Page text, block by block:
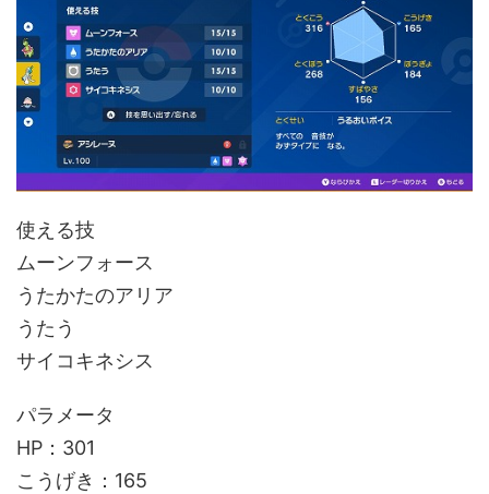
使える技
ムーンフォース
うたかたのアリア
うたう
サイコキネシス
パラメータ
HP：301
こうげき：165